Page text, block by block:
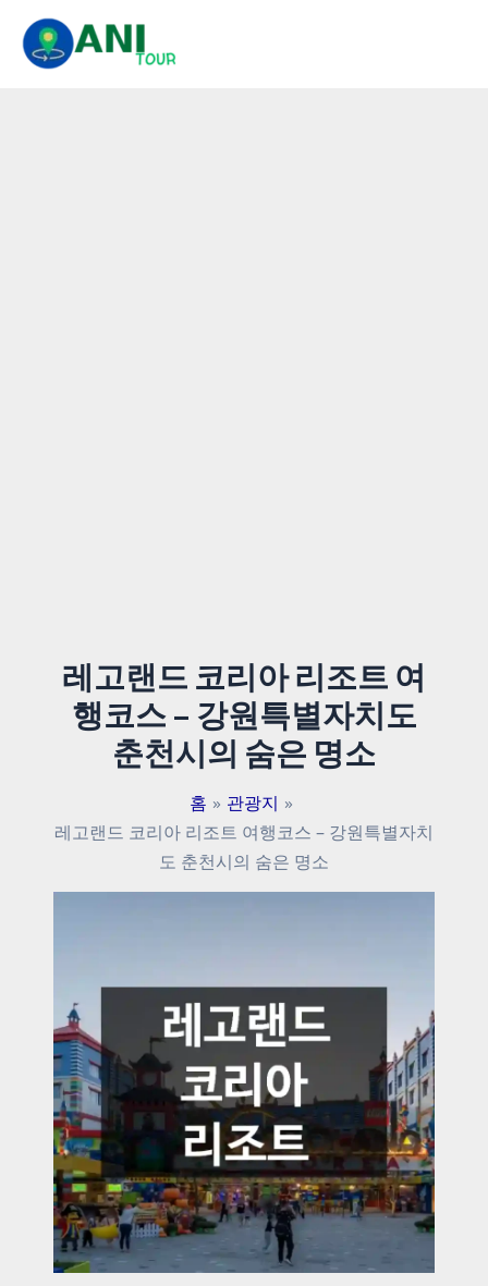
레고랜드 코리아 리조트 여
행코스 – 강원특별자치도
춘천시의 숨은 명소
홈
관광지
레고랜드 코리아 리조트 여행코스 – 강원특별자치
도 춘천시의 숨은 명소